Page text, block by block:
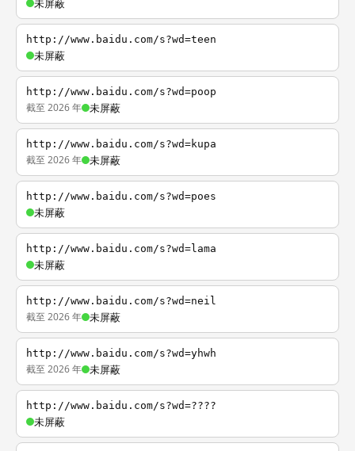
未屏蔽
http://www.baidu.com/s?wd=teen
未屏蔽
http://www.baidu.com/s?wd=poop
截至 2026 年 未屏蔽
http://www.baidu.com/s?wd=kupa
截至 2026 年 未屏蔽
http://www.baidu.com/s?wd=poes
未屏蔽
http://www.baidu.com/s?wd=lama
未屏蔽
http://www.baidu.com/s?wd=neil
截至 2026 年 未屏蔽
http://www.baidu.com/s?wd=yhwh
截至 2026 年 未屏蔽
http://www.baidu.com/s?wd=????
未屏蔽